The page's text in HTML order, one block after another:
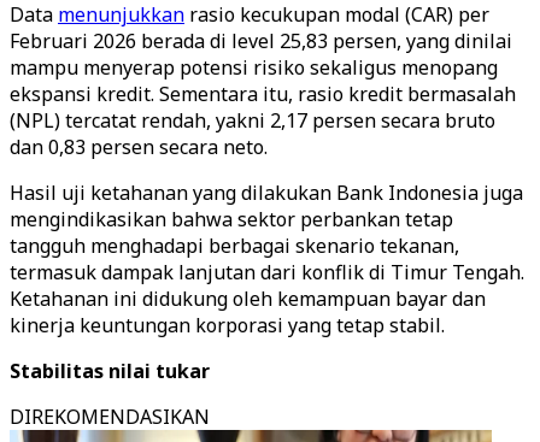
Data menunjukkan rasio kecukupan modal (CAR) per
Februari 2026 berada di level 25,83 persen, yang dinilai
mampu menyerap potensi risiko sekaligus menopang
ekspansi kredit. Sementara itu, rasio kredit bermasalah
(NPL) tercatat rendah, yakni 2,17 persen secara bruto
dan 0,83 persen secara neto.
Hasil uji ketahanan yang dilakukan Bank Indonesia juga
mengindikasikan bahwa sektor perbankan tetap
tangguh menghadapi berbagai skenario tekanan,
termasuk dampak lanjutan dari konflik di Timur Tengah.
Ketahanan ini didukung oleh kemampuan bayar dan
kinerja keuntungan korporasi yang tetap stabil.
Stabilitas nilai tukar
DIREKOMENDASIKAN